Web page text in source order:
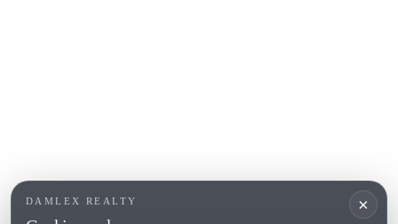
×
DAMLEX REALTY
Nieuwbouwprojecten